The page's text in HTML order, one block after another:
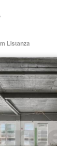
Listanza